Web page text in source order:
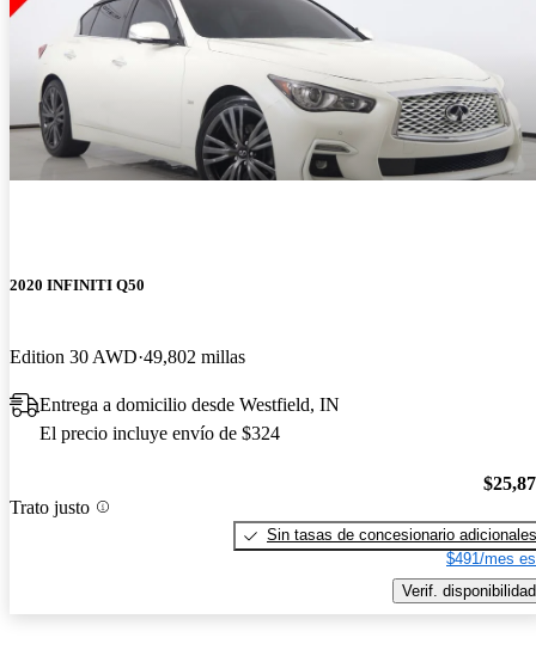
2020 INFINITI Q50
Edition 30 AWD 49,802 millas
Entrega a domicilio desde Westfield, IN
El precio incluye envío de $324
Trato justo
Sin tasas de concesionario adicionales
$491/mes
Verif. disponibilidad